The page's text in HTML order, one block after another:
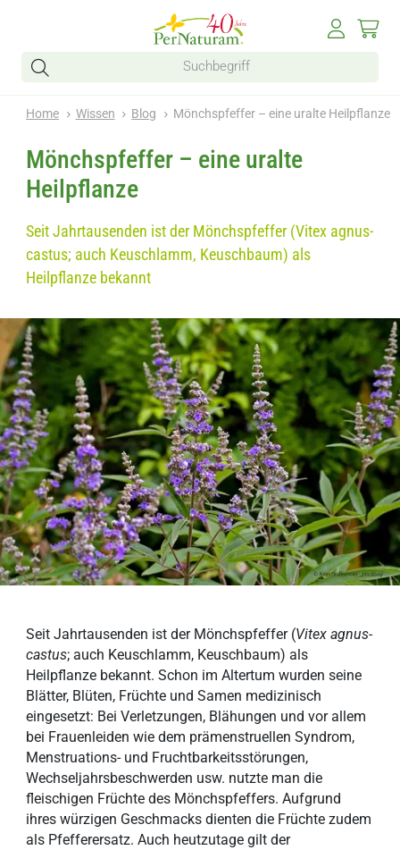
Home Wissen Blog Mönchspfeffer – eine uralte Heilpflanze
Mönchspfeffer – eine uralte
Heilpflanze
Seit Jahrtausenden ist der Mönchspfeffer (Vitex agnus-
castus; auch Keuschlamm, Keuschbaum) als
Heilpflanze bekannt
Seit Jahrtausenden ist der Mönchspfeffer (Vitex agnus-
castus; auch Keuschlamm, Keuschbaum) als
Heilpflanze bekannt. Schon im Altertum wurden seine
Blätter, Blüten, Früchte und Samen medizinisch
eingesetzt: Bei Verletzungen, Blähungen und vor allem
bei Frauenleiden wie dem prämenstruellen Syndrom,
Menstruations- und Fruchtbarkeitsstörungen,
Wechseljahrsbeschwerden usw. nutzte man die
fleischigen Früchte des Mönchspfeffers. Aufgrund
ihres würzigen Geschmacks dienten die Früchte zudem
als Pfefferersatz. Auch heutzutage gilt der